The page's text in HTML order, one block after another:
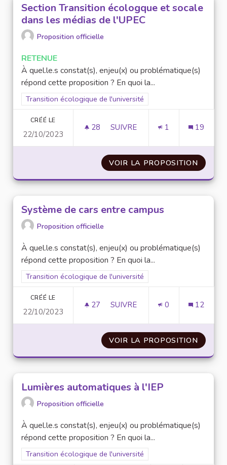
Section Transition écologque et socale
dans les médias de l'UPEC
Proposition officielle
RETENUE
À quel.le.s constat(s), enjeu(x) ou problématique(s)
répond cette proposition ? En quoi la...
Filtrer les résultats pour le secteur : Transition écologique
Transition écologique de l'université
CRÉÉ LE
22/10/2023
28 28 ABONNÉS
SUIVRE 1 19
VOIR LA PROPOSITION
Système de cars entre campus
Proposition officielle
À quel.le.s constat(s), enjeu(x) ou problématique(s)
répond cette proposition ? En quoi la...
Filtrer les résultats pour le secteur : Transition écologique
Transition écologique de l'université
CRÉÉ LE
22/10/2023
27 27 ABONNÉS
SUIVRE 0 12
VOIR LA PROPOSITION
Lumières automatiques à l'IEP
Proposition officielle
À quel.le.s constat(s), enjeu(x) ou problématique(s)
répond cette proposition ? En quoi la...
Filtrer les résultats pour le secteur : Transition écologique
Transition écologique de l'université